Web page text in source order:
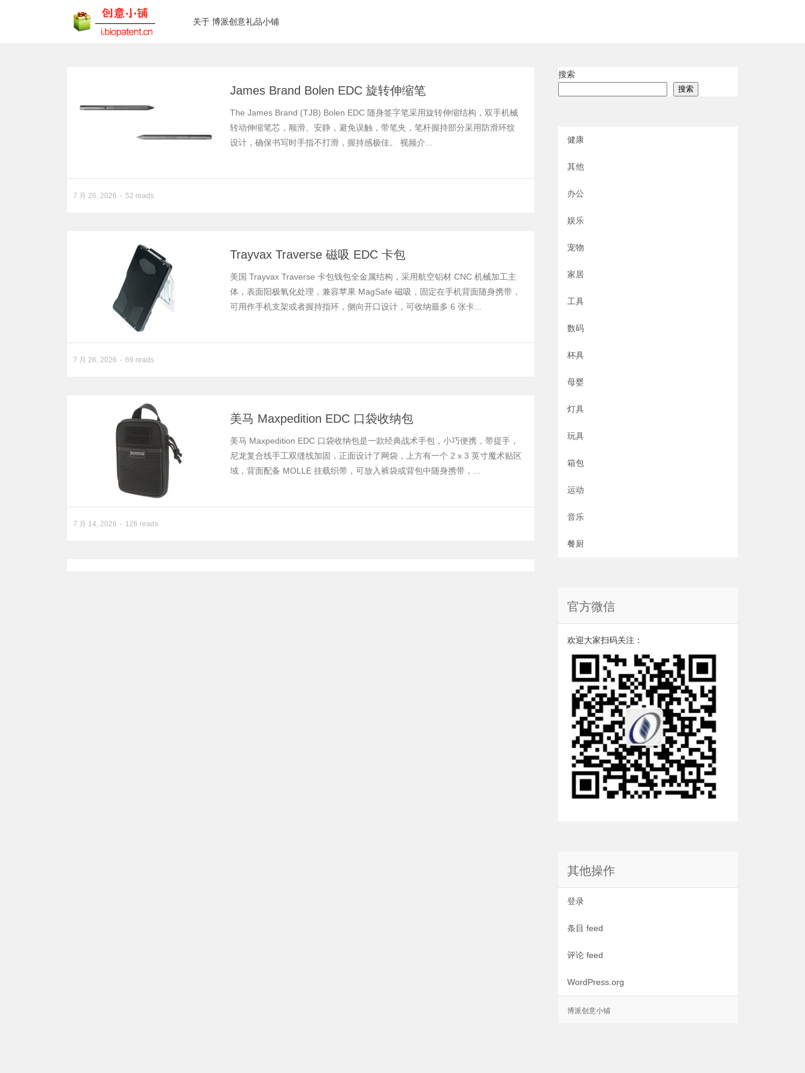
关于 博派创意礼品小铺
James Brand Bolen EDC 旋转伸缩笔
The James Brand (TJB) Bolen EDC 随身签字笔采用旋转伸缩结构，双手机械
转动伸缩笔芯，顺滑、安静，避免误触，带笔夹，笔杆握持部分采用防滑环纹
设计，确保书写时手指不打滑，握持感极佳。 视频介...
7 月 26, 2026 52 reads
Trayvax Traverse 磁吸 EDC 卡包
美国 Trayvax Traverse 卡包钱包全金属结构，采用航空铝材 CNC 机械加工主
体，表面阳极氧化处理，兼容苹果 MagSafe 磁吸，固定在手机背面随身携带，
可用作手机支架或者握持指环，侧向开口设计，可收纳最多 6 张卡...
7 月 26, 2026 69 reads
美马 Maxpedition EDC 口袋收纳包
美马 Maxpedition EDC 口袋收纳包是一款经典战术手包，小巧便携，带提手，
尼龙复合线手工双缝线加固，正面设计了网袋，上方有一个 2 x 3 英寸魔术贴区
域，背面配备 MOLLE 挂载织带，可放入裤袋或背包中随身携带，...
7 月 14, 2026 126 reads
搜索
搜索
健康
其他
办公
娱乐
宠物
家居
工具
数码
杯具
母婴
灯具
玩具
箱包
运动
音乐
餐厨
官方微信
欢迎大家扫码关注：
其他操作
登录
条目 feed
评论 feed
WordPress.org